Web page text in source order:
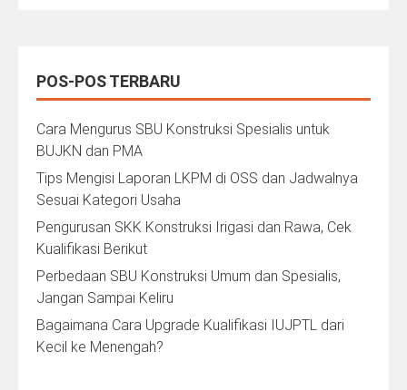
POS-POS TERBARU
Cara Mengurus SBU Konstruksi Spesialis untuk
BUJKN dan PMA
Tips Mengisi Laporan LKPM di OSS dan Jadwalnya
Sesuai Kategori Usaha
Pengurusan SKK Konstruksi Irigasi dan Rawa, Cek
Kualifikasi Berikut
Perbedaan SBU Konstruksi Umum dan Spesialis,
Jangan Sampai Keliru
Bagaimana Cara Upgrade Kualifikasi IUJPTL dari
Kecil ke Menengah?